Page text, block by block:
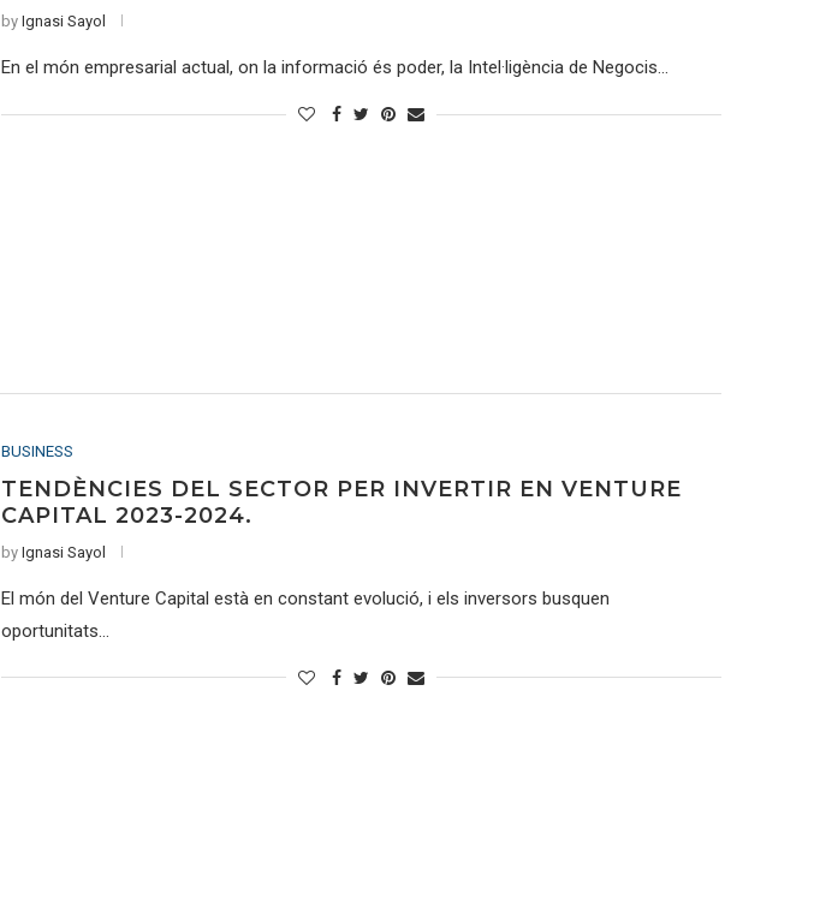
byIgnasi Sayol
En el món empresarial actual, on la informació és poder, la Intel·ligència de Negocis…
BUSINESS
TENDÈNCIES DEL SECTOR PER INVERTIR EN VENTURE
CAPITAL 2023-2024.
byIgnasi Sayol
El món del Venture Capital està en constant evolució, i els inversors busquen
oportunitats…